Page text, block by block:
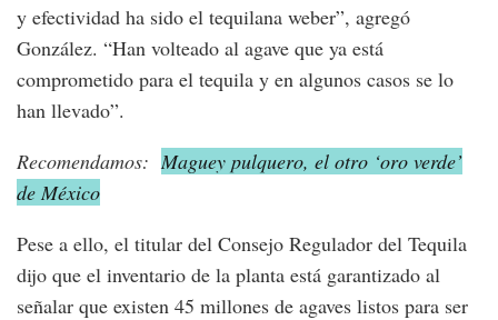
y efectividad ha sido el tequilana weber”, agregó
González. “Han volteado al agave que ya está
comprometido para el tequila y en algunos casos se lo
han llevado”.
Recomendamos: Maguey pulquero, el otro ‘oro verde’
de México
Pese a ello, el titular del Consejo Regulador del Tequila
dijo que el inventario de la planta está garantizado al
señalar que existen 45 millones de agaves listos para ser